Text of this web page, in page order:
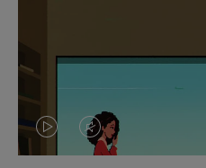
DASVIDEO